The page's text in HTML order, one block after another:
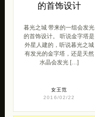
的首饰设计
暮光之城 带来的一组会发光
的首饰设计。 听说金字塔是
外星人建的，听说暮光之城
有发光的金字塔，还是天然
水晶会发光 […]
女王范
2016/02/22